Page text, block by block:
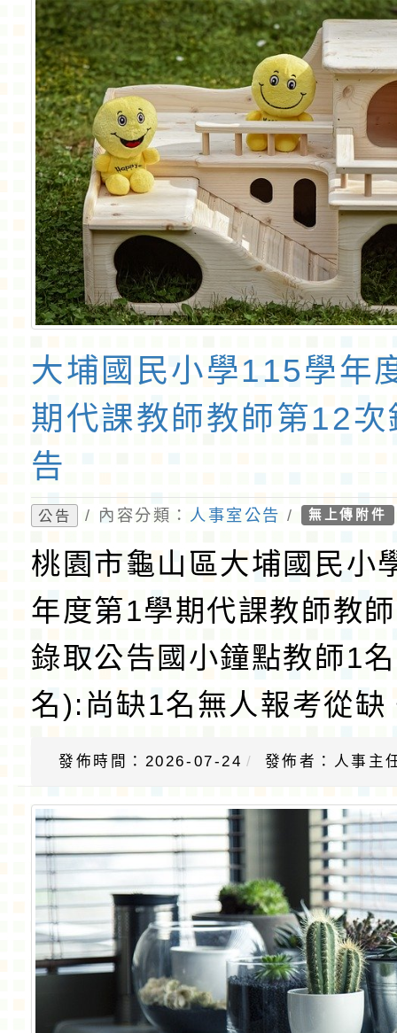
大埔國民小學115學年
期代課教師教師第12次
告
公告 / 內容分類： 人事室公告 / 無上傳附件
桃園市龜山區大埔國民小
年度第1學期代課教師教
錄取公告國小鐘點教師1
名):尚缺1名無人報考從缺
發佈時間：2026-07-24 發佈者：人事主